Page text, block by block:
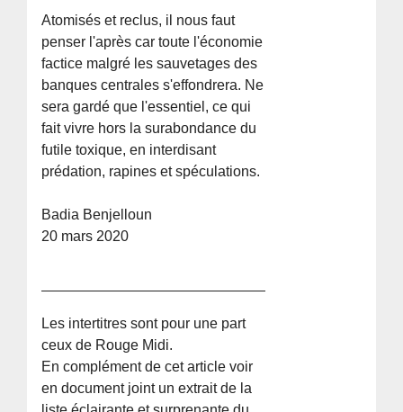
Atomisés et reclus, il nous faut
penser l'après car toute l'économie
factice malgré les sauvetages des
banques centrales s'effondrera. Ne
sera gardé que l'essentiel, ce qui
fait vivre hors la surabondance du
futile toxique, en interdisant
prédation, rapines et spéculations.
Badia Benjelloun
20 mars 2020
Les intertitres sont pour une part
ceux de Rouge Midi.
En complément de cet article voir
en document joint un extrait de la